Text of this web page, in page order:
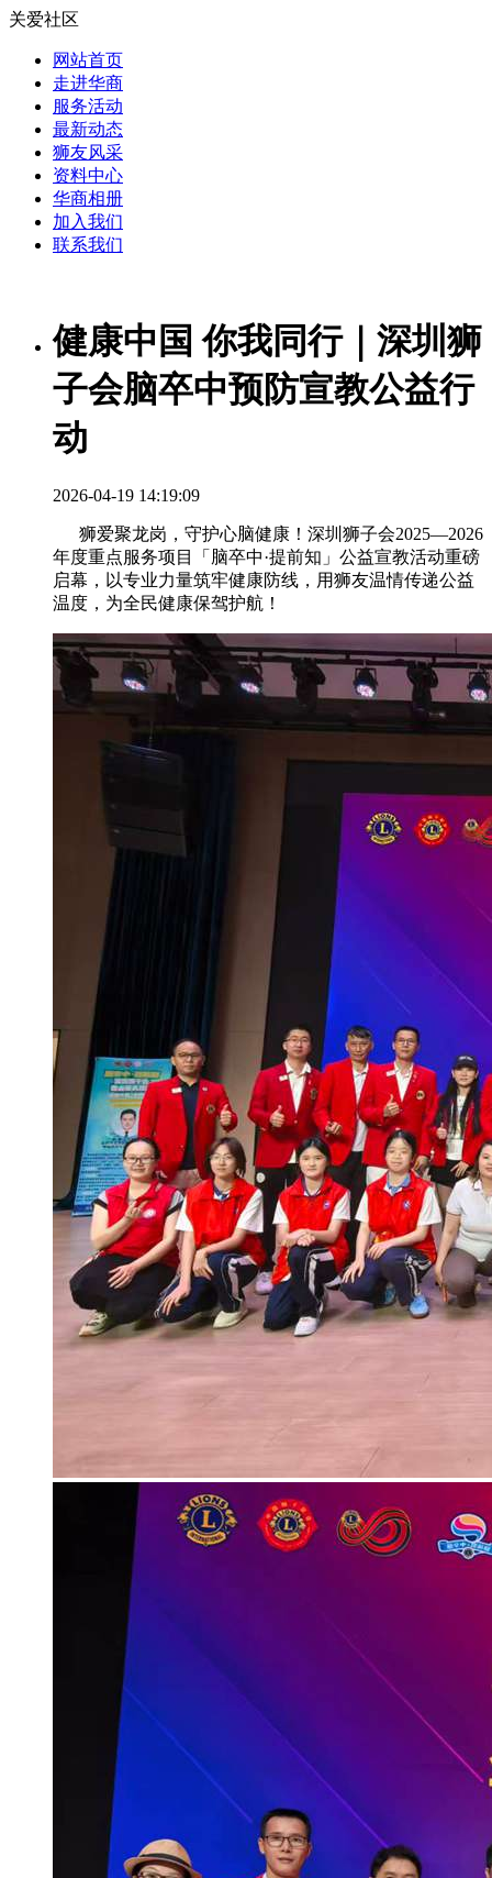
关爱社区
网站首页
走进华商
服务活动
最新动态
狮友风采
资料中心
华商相册
加入我们
联系我们
健康中国 你我同行｜深圳狮
子会脑卒中预防宣教公益行
动
2026-04-19 14:19:09
狮爱聚龙岗，守护心脑健康！深圳狮子会2025—2026
年度重点服务项目「脑卒中·提前知」公益宣教活动重磅
启幕，以专业力量筑牢健康防线，用狮友温情传递公益
温度，为全民健康保驾护航！